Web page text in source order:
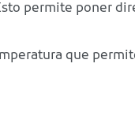
permite poner
que